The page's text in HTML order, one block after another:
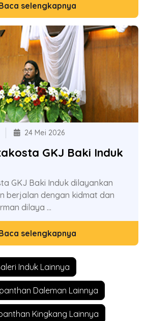
selengkapnya
24 Mei 2026
GKJ Baki Induk
GKJ Baki Induk dilayankan
berjalan dengan kidmat dan
dilaya ...
selengkapnya
Induk Lainnya
Daleman Lainnya
Kingkang Lainnya